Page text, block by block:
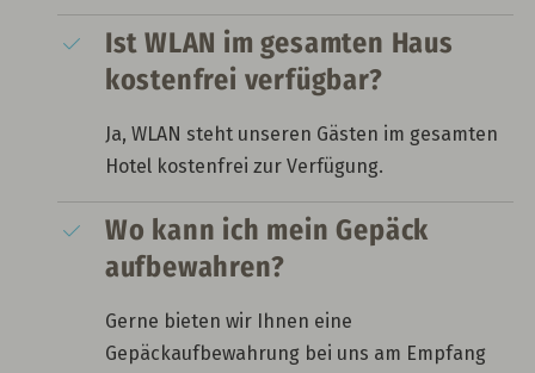
Ist WLAN im gesamten Haus
kostenfrei verfügbar?
Ja, WLAN steht unseren Gästen im gesamten
Hotel kostenfrei zur Verfügung.
Wo kann ich mein Gepäck
aufbewahren?
Gerne bieten wir Ihnen eine
Gepäckaufbewahrung bei uns am Empfang